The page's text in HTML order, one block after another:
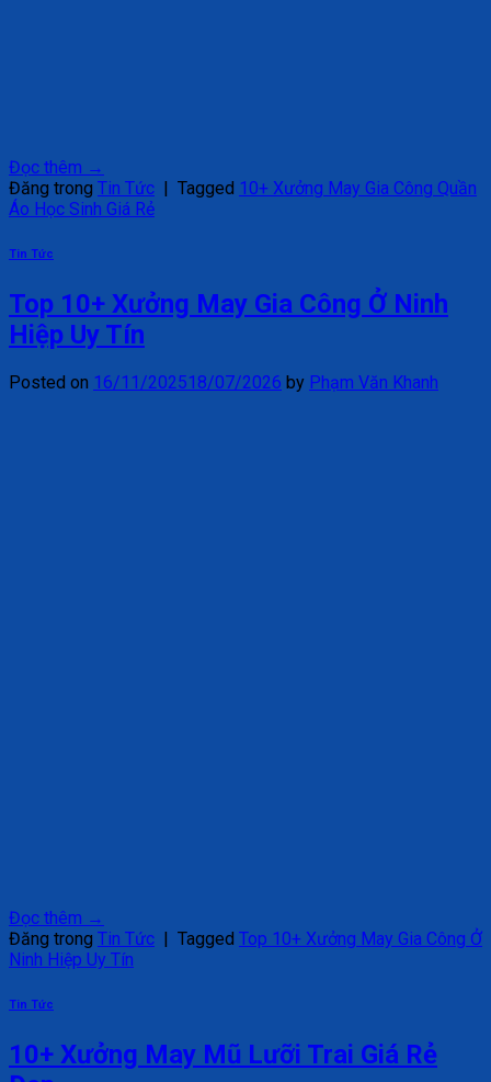
Đọc thêm →
Đăng trong Tin Tức | Tagged 10+ Xưởng May Gia Công Quần
Áo Học Sinh Giá Rẻ
Tin Tức
Top 10+ Xưởng May Gia Công Ở Ninh
Hiệp Uy Tín
Posted on 16/11/202518/07/2026 by Phạm Văn Khanh
Đọc thêm →
Đăng trong Tin Tức | Tagged Top 10+ Xưởng May Gia Công Ở
Ninh Hiệp Uy Tín
Tin Tức
10+ Xưởng May Mũ Lưỡi Trai Giá Rẻ